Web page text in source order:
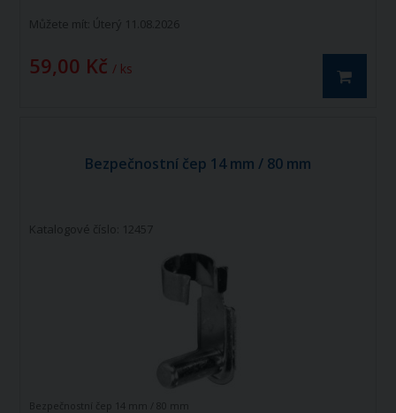
Můžete mít: Úterý 11.08.2026
59,00 Kč / ks
Bezpečnostní čep 14 mm / 80 mm
Katalogové číslo: 12457
Bezpečnostní čep 14 mm / 80 mm